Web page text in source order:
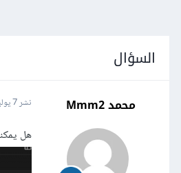
السؤال
محمد Mmm2 نشر7 يوليو 2024
هل